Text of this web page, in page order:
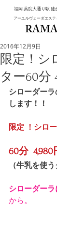
福岡 薬院大通り駅 徒
アーユルヴェーダエス
限定！シ
ター60分
2016年12月9日
シローダー
します！！
限定 ！シロ
60分  4,980
（牛乳を使
シローダー
から。